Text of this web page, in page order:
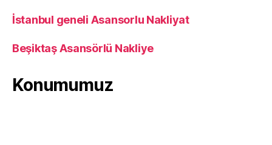
İstanbul geneli Asansorlu Nakliyat
Beşiktaş Asansörlü Nakliye
Konumumuz